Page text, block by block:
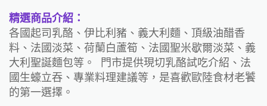
精選商品介紹：
各國起司乳酪、伊比利豬、義大利麵、頂級油醋香
料、法國淡菜、荷蘭白蘆筍、法國聖米歇爾淡菜、義
大利聖誕麵包等。 門市提供現切乳酪試吃介紹、法
國生蠔立吞、專業料理建議等，是喜歡歐陸食材老饕
的第一選擇。